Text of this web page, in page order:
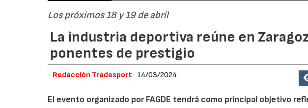
Los próximos 18 y 19 de abril
La industria deportiva reúne en
ponentes de prestigio
Redacción Tradesport 14/03/2024
El evento organizado por FAGDE tendrá como principal objetivo